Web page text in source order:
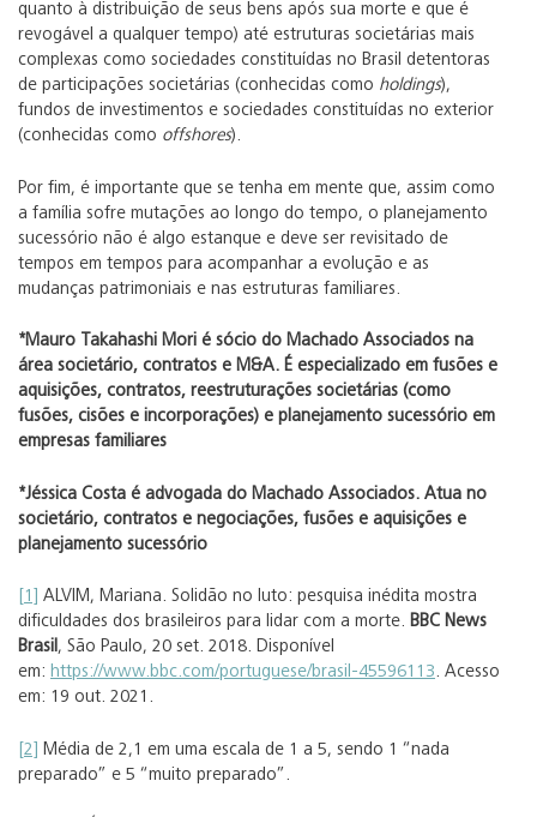
quanto à distribuição de seus bens após sua morte e que é
revogável a qualquer tempo) até estruturas societárias mais
complexas como sociedades constituídas no Brasil detentoras
de participações societárias (conhecidas como holdings),
fundos de investimentos e sociedades constituídas no exterior
(conhecidas como offshores).
Por fim, é importante que se tenha em mente que, assim como
a família sofre mutações ao longo do tempo, o planejamento
sucessório não é algo estanque e deve ser revisitado de
tempos em tempos para acompanhar a evolução e as
mudanças patrimoniais e nas estruturas familiares.
*Mauro Takahashi Mori é sócio do Machado Associados na
área societário, contratos e M&A. É especializado em fusões e
aquisições, contratos, reestruturações societárias (como
fusões, cisões e incorporações) e planejamento sucessório em
empresas familiares
*Jéssica Costa é advogada do Machado Associados. Atua no
societário, contratos e negociações, fusões e aquisições e
planejamento sucessório
[1]
ALVIM, Mariana. Solidão no luto: pesquisa inédita mostra
dificuldades dos brasileiros para lidar com a morte. BBC News
Brasil, São Paulo, 20 set. 2018. Disponível
em: https://www.bbc.com/portuguese/brasil-45596113. Acesso
em: 19 out. 2021.
[2]
Média de 2,1 em uma escala de 1 a 5, sendo 1 “nada
preparado” e 5 “muito preparado”.